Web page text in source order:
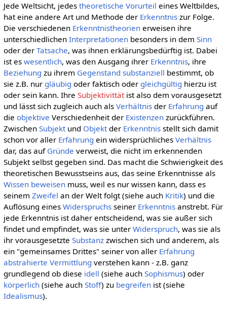
Jede Weltsicht, jedes theoretische Vorurteil eines Weltbildes,
hat eine andere Art und Methode der Erkenntniszur Folge.
Die verschiedenen Erkenntnistheorienerweisen ihre
unterschiedlichen Interpretationenbesonders in dem Sinn
oder der Tatsache, was ihnen erklärungsbedürftig ist. Dabei
ist es wesentlich, was den Ausgang ihrer Erkenntnis, ihre
Beziehung zu ihrem Gegenstand substanziell bestimmt, ob
sie z.B. nur gläubig oder faktisch oder gleichgültig hierzu ist
oder sein kann. Ihre Subjektivittätist also dem vorausgesetzt
und lässt sich zugleich auch als Verhältnisder Erfahrung auf
die objektive Verschiedenheit der Existenzenzurückführen.
Zwischen Subjektund Objektder Erkenntnisstellt sich damit
schon vor aller Erfahrung ein widersprüchliches Verhältnis
dar, das auf Gründe verweist, die nicht im erkennenden
Subjekt selbst gegeben sind. Das macht die Schwierigkeit des
theoretischen Bewusstseins aus, das seine Erkenntnisse als
Wissen beweisenmuss, weil es nur wissen kann, dass es
seinem Zweifel an der Welt folgt (siehe auch Kritik) und die
Auflösung eines Widerspruchsseiner Erkenntnisanstrebt. Für
jede Erkenntnis ist daher entscheidend, was sie außer sich
findet und empfindet, was sie unter Widerspruch, was sie als
ihr vorausgesetzte Substanzzwischen sich und anderem, als
ein "gemeinsames Drittes" seiner von aller Erfahrung
abstrahierte Vermittlung verstehen kann - z.B. ganz
grundlegend ob diese idell (siehe auch Sophismus) oder
körperlich(siehe auch Stoff) zu begreifenist (siehe
Idealismus).